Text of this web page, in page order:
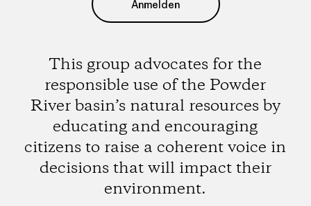
Anmelden
This group advocates for the
responsible use of the Powder
River basin’s natural resources by
educating and encouraging
citizens to raise a coherent voice in
decisions that will impact their
environment.